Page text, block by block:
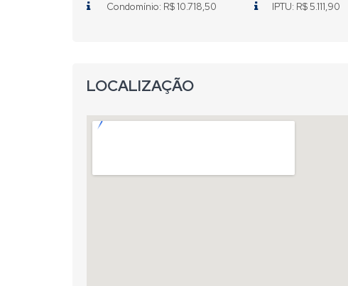
Condomínio: R$ 10.718,50 IPTU: R$ 5.111,90
LOCALIZAÇÃO